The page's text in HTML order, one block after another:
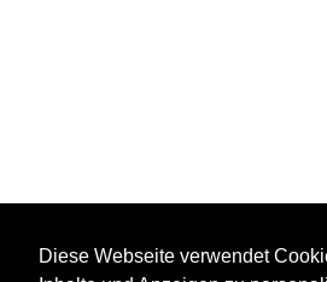
Diese Webseite verwendet